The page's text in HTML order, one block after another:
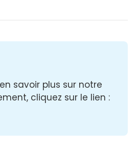
savoir plus sur notre
cliquez sur le lien :